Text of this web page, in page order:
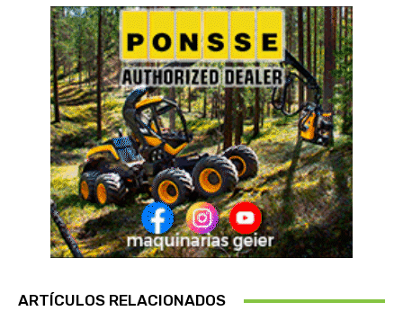
ARTÍCULOS RELACIONADOS